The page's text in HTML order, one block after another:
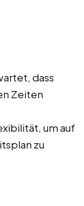
dass
Zeiten
um auf
zu